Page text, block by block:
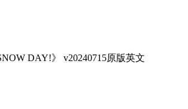
DAY!》 v20240715原版英文